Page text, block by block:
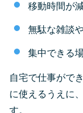
移動時間が
無駄な雑談
集中できる
自宅で仕事がで
に使えるうえに
す。